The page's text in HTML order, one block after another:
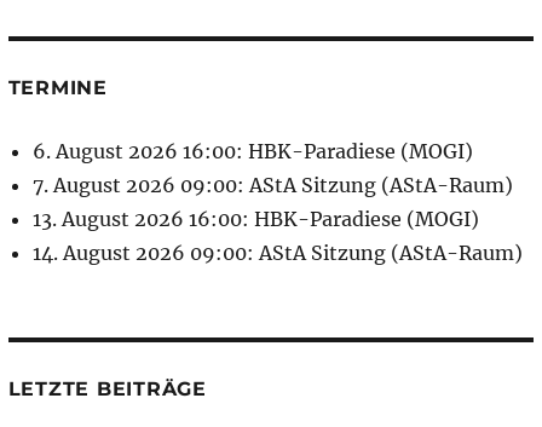
TERMINE
6. August 2026 16:00: HBK-Paradiese (MOGI)
7. August 2026 09:00: AStA Sitzung (AStA-Raum)
13. August 2026 16:00: HBK-Paradiese (MOGI)
14. August 2026 09:00: AStA Sitzung (AStA-Raum)
LETZTE BEITRÄGE